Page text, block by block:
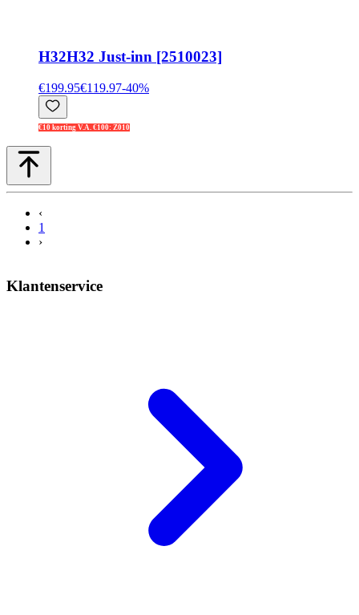
H32H32 Just-inn [2510023]
€199.95€119.97-40%
€10 korting V.A. €100: Z010
‹
1
›
Klantenservice